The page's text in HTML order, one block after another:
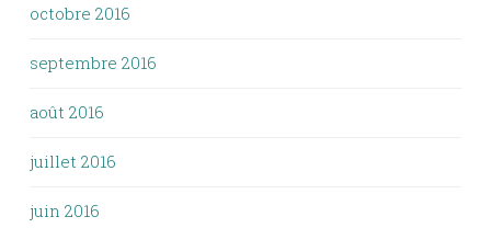
octobre 2016
septembre 2016
août 2016
juillet 2016
juin 2016